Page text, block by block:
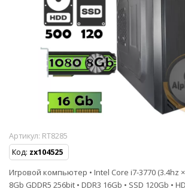
Артикул: RT8285
Код: zx104525
Игровой компьютер • Intel Core i7-3770 (3.4hz ×
8Gb GDDR5 256bit • DDR3 16Gb • SSD 120Gb •